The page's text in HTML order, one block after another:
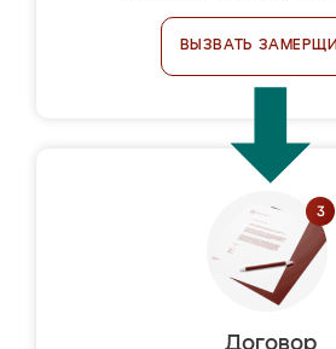
ВЫЗВАТЬ
Договор